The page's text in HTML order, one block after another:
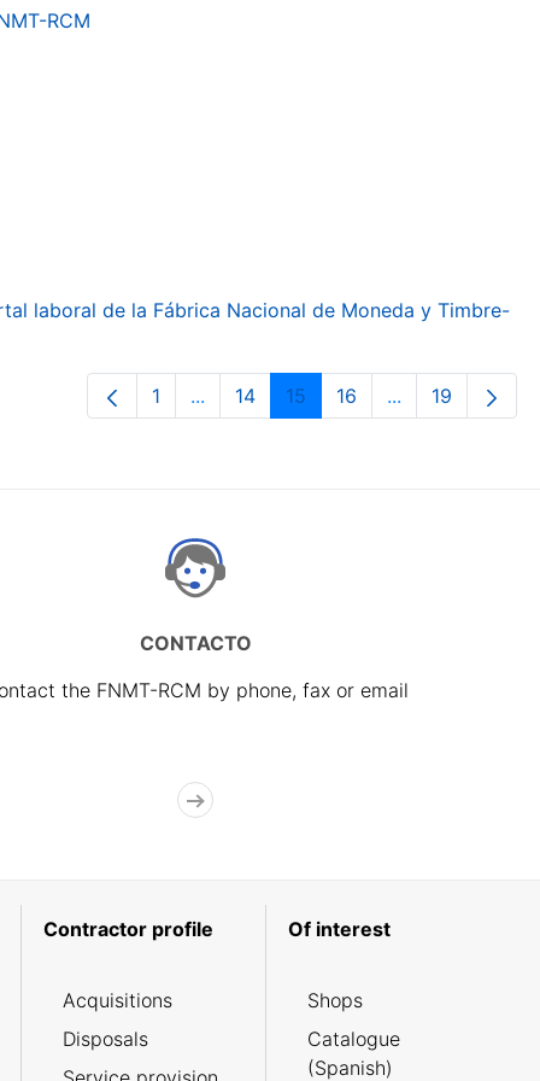
RCM
laboral de la Fábrica Nacional de Moneda y Timbre-
Page
1 ...Intermediate Pages Use TAB to
Page
14 Page
15 Page
16 ...Intermediate
Page
19
CONTACTO
the FNMT-RCM by phone, fax or email
Contractor profile
Acquisitions
Disposals
Of interest
Shops
Catalogue
(Spanish)